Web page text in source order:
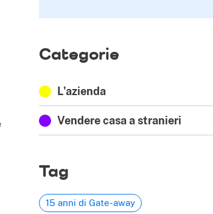
Categorie
L'azienda
Vendere casa a stranieri
Tag
15 anni di Gate-away